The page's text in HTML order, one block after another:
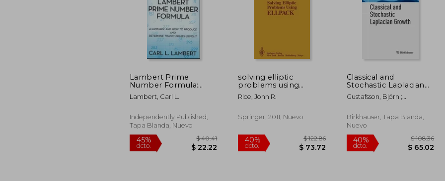
40%
dcto.
$ 265.86
$ 159.52
40%
dcto.
$ 220.86
$ 132.52
45%
dcto.
Lambert Prime
Number Formula:
Treatise #8 (en Inglés)
Lambert, Carl L.
Independently Published,
Tapa Blanda, Nuevo
solving elliptic
problems using
ellpack (en Inglés)
Rice, John R.
Springer, 2011, Nuevo
Classical and
Stochastic Laplacian
Growth (en Inglés)
Gustafsson, Björn ;
Vasil'ev, Alexander
Birkhauser, Tapa Blanda,
Nuevo